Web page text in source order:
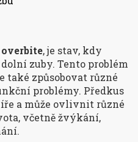
overbite, je stav, kdy
zuby. Tento problém
také způsobovat různé
problémy. Předkus
a může ovlivnit různé
včetně žvýkání,